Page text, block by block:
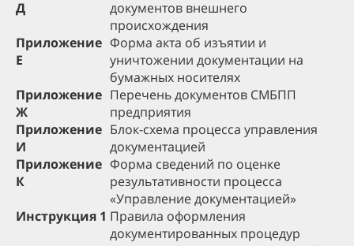
Д
документов внешнего
происхождения
Приложение
Е
Форма акта об изъятии и
уничтожении документации на
бумажных носителях
Приложение
Ж
Перечень документов СМБПП
предприятия
Приложение
И
Блок-схема процесса управления
документацией
Приложение
К
Форма сведений по оценке
результативности процесса
«Управление документацией»
Инструкция 1 Правила оформления
документированных процедур